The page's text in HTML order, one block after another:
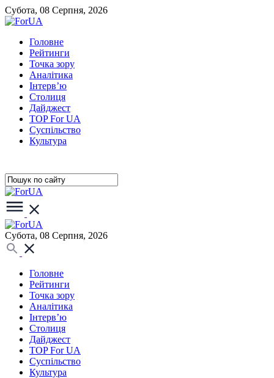
Субота, 08 Серпня, 2026
Головне
Рейтинги
Точка зору
Аналітика
Інтерв’ю
Столиця
Дайджест
TOP For UA
Суспiльство
Культура
Субота, 08 Серпня, 2026
Головне
Рейтинги
Точка зору
Аналітика
Інтерв’ю
Столиця
Дайджест
TOP For UA
Суспiльство
Культура